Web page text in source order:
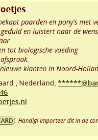
paarden en pony's met
en luistert naar de
tot biologische voeding
klanten in Noord-
, Nederland,
Handig! Importeer dit in de